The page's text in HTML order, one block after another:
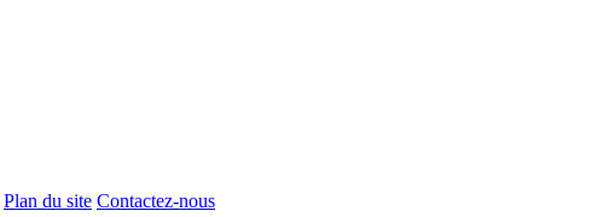
Plan du site Contactez-nous